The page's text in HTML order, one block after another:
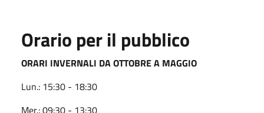
Orario per il pubblico
ORARI INVERNALI DA OTTOBRE A MAGGIO
Lun.: 15:30 - 18:30
Mer.: 09:30 - 13:30